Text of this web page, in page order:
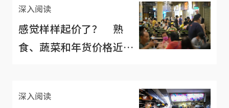
深入阅读
感觉样样起价了？ 熟
食、蔬菜和年货价格近期
深入阅读